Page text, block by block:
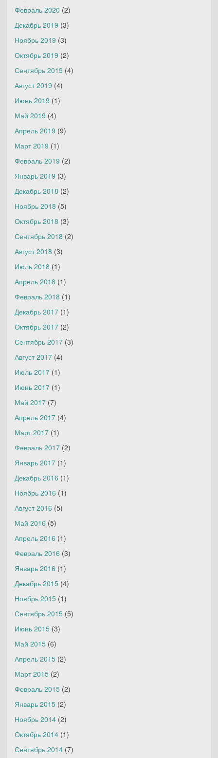
Февраль 2020 (2)
Декабрь 2019 (3)
Ноябрь 2019 (3)
Октябрь 2019 (2)
Сентябрь 2019 (4)
Август 2019 (4)
Июнь 2019 (1)
Май 2019 (4)
Апрель 2019 (9)
Март 2019 (1)
Февраль 2019 (2)
Январь 2019 (3)
Декабрь 2018 (2)
Ноябрь 2018 (5)
Октябрь 2018 (3)
Сентябрь 2018 (2)
Август 2018 (3)
Июль 2018 (1)
Апрель 2018 (1)
Февраль 2018 (1)
Декабрь 2017 (1)
Октябрь 2017 (2)
Сентябрь 2017 (3)
Август 2017 (4)
Июль 2017 (1)
Июнь 2017 (1)
Май 2017 (7)
Апрель 2017 (4)
Март 2017 (1)
Февраль 2017 (2)
Январь 2017 (1)
Декабрь 2016 (1)
Ноябрь 2016 (1)
Август 2016 (5)
Май 2016 (5)
Апрель 2016 (1)
Февраль 2016 (3)
Январь 2016 (1)
Декабрь 2015 (4)
Ноябрь 2015 (1)
Сентябрь 2015 (5)
Июнь 2015 (3)
Май 2015 (6)
Апрель 2015 (2)
Март 2015 (2)
Февраль 2015 (2)
Январь 2015 (2)
Ноябрь 2014 (2)
Октябрь 2014 (1)
Сентябрь 2014 (7)